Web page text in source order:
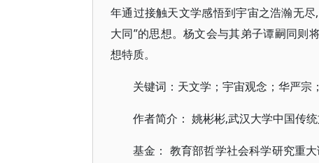
年通过接触天文学感悟到宇宙之浩瀚无
大同”的思想。杨文会与其弟子谭嗣同则
想特质。
关键词：天文学；宇宙观念；华严宗
作者简介： 姚彬彬,武汉大学中国传统
基金： 教育部哲学社会科学研究重